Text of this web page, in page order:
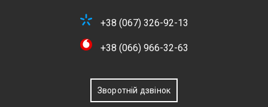
+38 (067) 326-92-13
+38 (066) 966-32-63
Зворотній дзвінок